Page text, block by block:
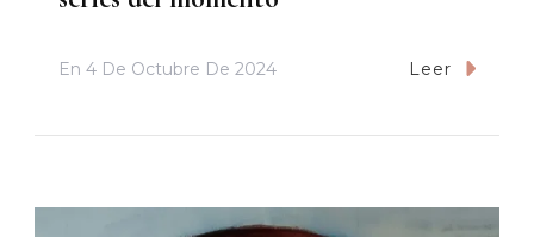
En 4 De Octubre De 2024 Leer